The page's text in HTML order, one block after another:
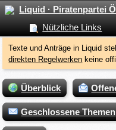
Liquid · Piratenpartei
Nützliche Links
Texte und Anträge in Liquid
direkten Regelwerken keine
Überblick
Geschlossene Themen